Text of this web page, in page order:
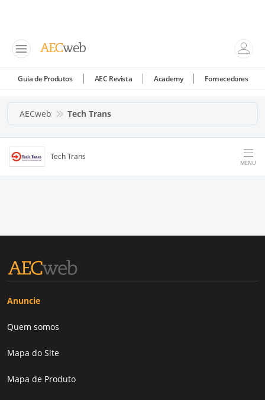
Guia de Produtos AEC Revista Academy Fornecedores
AECweb Tech Trans
Tech Trans
MENU
Anuncie
Quem somos
Mapa do Site
Mapa de Produto